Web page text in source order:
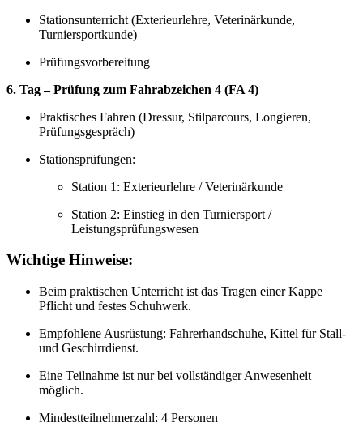
Stationsunterricht (Exterieurlehre, Veterinärkunde,
Turniersportkunde)
Prüfungsvorbereitung
6. Tag – Prüfung zum Fahrabzeichen 4 (FA 4)
Praktisches Fahren (Dressur, Stilparcours, Longieren,
Prüfungsgespräch)
Stationsprüfungen:
Station 1: Exterieurlehre / Veterinärkunde
Station 2: Einstieg in den Turniersport /
Leistungsprüfungswesen
Wichtige Hinweise:
Beim praktischen Unterricht ist das Tragen einer Kappe
Pflicht und festes Schuhwerk.
Empfohlene Ausrüstung: Fahrerhandschuhe, Kittel für Stall-
und Geschirrdienst.
Eine Teilnahme ist nur bei vollständiger Anwesenheit
möglich.
Mindestteilnehmerzahl: 4 Personen